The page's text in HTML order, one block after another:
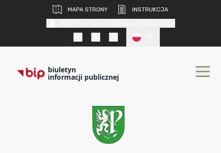
MAPA STRONY
INSTRUKCJA
biuletyn
informacji publicznej